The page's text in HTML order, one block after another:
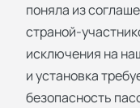
поняла из
страной-
исключения на
и установка
безопасность